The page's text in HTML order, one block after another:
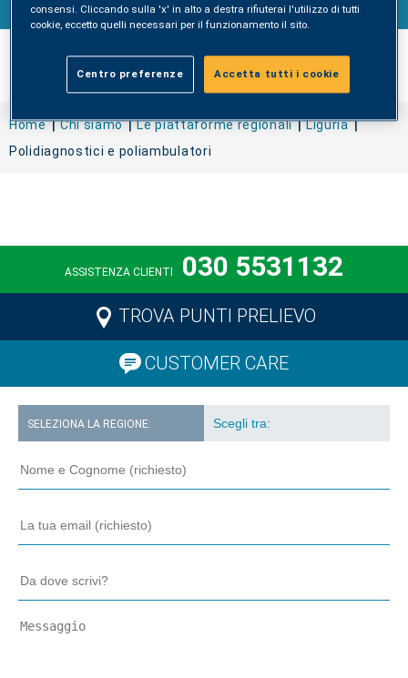
Home Chi siamo Le piattaforme regionali
Liguria
Polidiagnostici e poliambulatori
ASSISTENZA CLIENTI 030 5531132
TROVA PUNTI PRELIEVO
CUSTOMER CARE
SELEZIONA LA REGIONE:
consensi. Cliccando sulla 'x' in alto a destra rifiuterai l'utilizzo di tutti
cookie, eccetto quelli necessari per il funzionamento il sito.
Centro preferenze Accetta tutti i cookie